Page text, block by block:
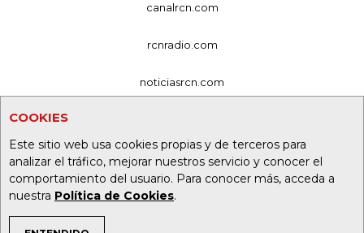
COOKIES
Este sitio web usa cookies propias y de terceros para
analizar el tráfico, mejorar nuestros servicio y conocer el
comportamiento del usuario. Para conocer más, acceda a
nuestra Política de Cookies.
canalrcn.com
rcnradio.com
noticiasrcn.com
alerta.com.co
deportesrcn.com